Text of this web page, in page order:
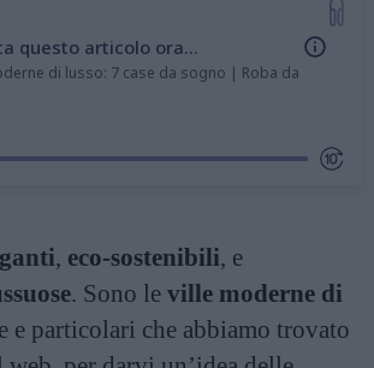
questo articolo ora...
di lusso: 7 case da sogno | Roba da
, eco-sostenibili, e
. Sono le ville moderne di
e particolari che abbiamo trovato